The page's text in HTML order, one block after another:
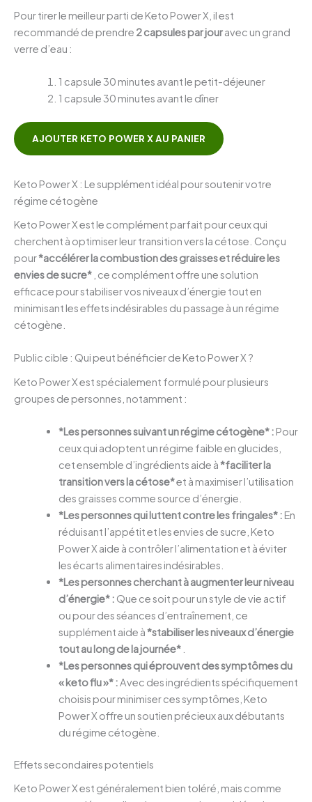
Pour tirer le meilleur parti de Keto Power X, il est
recommandé de prendre 2 capsules par jouravec un grand
verre d’eau :
1 capsule 30 minutes avant le petit-déjeuner
1 capsule 30 minutes avant le dîner
AJOUTER KETO POWER X AU PANIER
Keto Power X : Le supplément idéal pour soutenir votre
régime cétogène
Keto Power X est le complément parfait pour ceux qui
cherchent à optimiser leur transition vers la cétose. Conçu
pour*accélérer la combustion des graisses et réduire les
envies de sucre* , ce complément offre une solution
efficace pour stabiliser vos niveaux d’énergie tout en
minimisant les effets indésirables du passage à un régime
cétogène.
Public cible : Qui peut bénéficier de Keto Power X ?
Keto Power X est spécialement formulé pour plusieurs
groupes de personnes, notamment :
*Les personnes suivant un régime cétogène* : Pour
ceux qui adoptent un régime faible en glucides,
cet ensemble d’ingrédients aide à*faciliter la
transition vers la cétose*et à maximiser l’utilisation
des graisses comme source d’énergie.
*Les personnes qui luttent contre les fringales* : En
réduisant l’appétit et les envies de sucre, Keto
Power X aide à contrôler l’alimentation et à éviter
les écarts alimentaires indésirables.
*Les personnes cherchant à augmenter leur niveau
d’énergie* : Que ce soit pour un style de vie actif
ou pour des séances d’entraînement, ce
supplément aide à*stabiliser les niveaux d’énergie
tout au long de la journée*
*Les personnes qui éprouvent des symptômes du
« keto flu »* :Avec des ingrédients spécifiquement
choisis pour minimiser ces symptômes, Keto
Power X offre un soutien précieux aux débutants
du régime cétogène.
Effets secondaires potentiels
Keto Power X est généralement bien toléré, mais comme